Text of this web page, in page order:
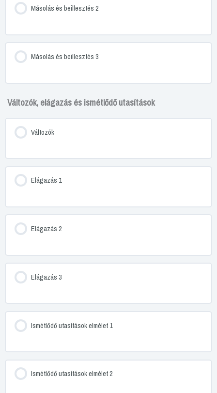
Másolás és beillesztés 2
Másolás és beillesztés 3
Változók, elágazás és ismétlődő utasítások
Változók
Elágazás 1
Elágazás 2
Elágazás 3
Ismétlődő utasítások elmélet 1
Ismétlődő utasítások elmélet 2